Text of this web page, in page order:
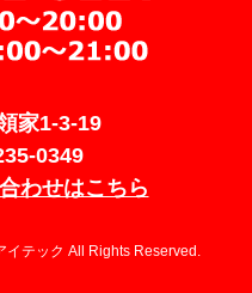
家1-3-19
0349
わせはこちら
テック All Rights Reserved.